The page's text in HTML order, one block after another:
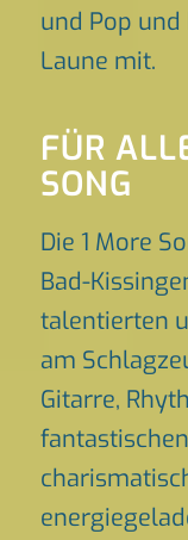
und Pop
Laune mit.
FÜR
SONG
Die 1 More
Bad-
talentierten
am
Gitarre,